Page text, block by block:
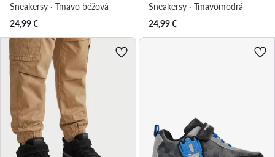
Sneakersy · Tmavo béžová
24,99€
Sneakersy · Tmavomodrá
24,99€